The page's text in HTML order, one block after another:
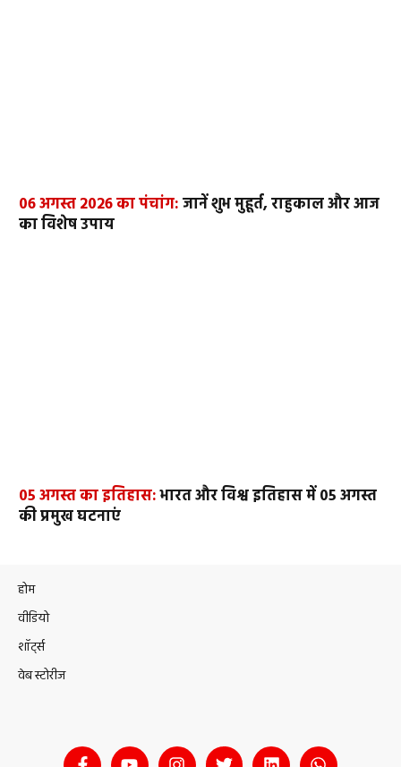
06 अगस्त 2026 का पंचांग:जानें शुभ मुहूर्त, राहुकाल और आज
का विशेष उपाय
05 अगस्त का इतिहास:भारत और विश्व इतिहास में 05 अगस्त
की प्रमुख घटनाएं
होम
वीडियो
शॉर्ट्स
वेब स्टोरीज